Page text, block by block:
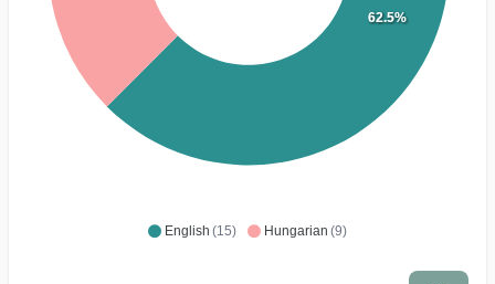
English (15) Hungarian (9)
62.5%